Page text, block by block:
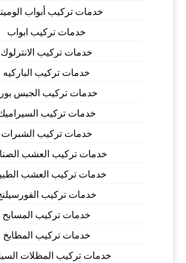
خدمات تركيب أبواب
خدمات تركيب ابواب
خدمات تركيب الانترلوك
خدمات تركيب الباركيه
خدمات تركيب الجبس
خدمات تركيب
خدمات تركيب الشبرات
خدمات تركيب العشب
خدمات تركيب العشب
خدمات تركيب
خدمات تركيب المسابح
خدمات تركيب المطابخ
خدمات تركيب المظلات